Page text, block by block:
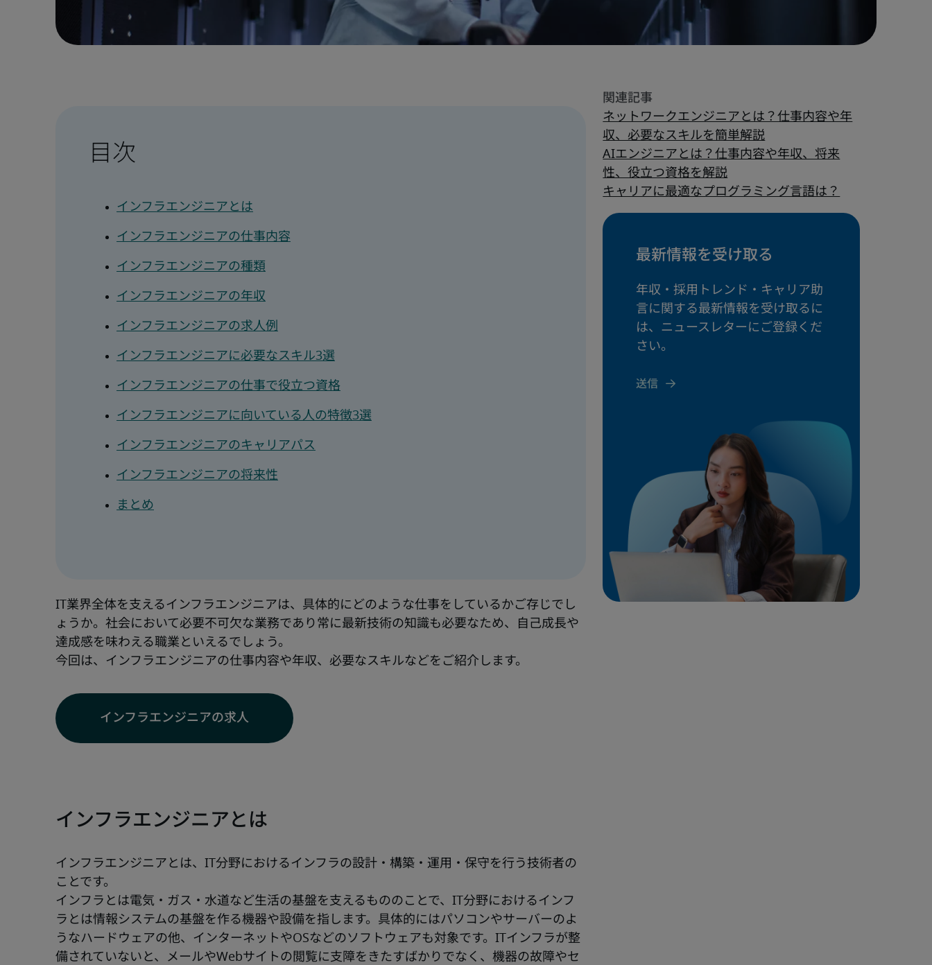
目次
インフラエンジニアとは
インフラエンジニアの仕事内容
インフラエンジニアの種類
インフラエンジニアの年収
インフラエンジニアの求人例
インフラエンジニアに必要なスキル3選
インフラエンジニアの仕事で役立つ資格
インフラエンジニアに向いている人の特徴3選
インフラエンジニアのキャリアパス
インフラエンジニアの将来性
まとめ
インフラエンジニアの求人
IT業界全体を支えるインフラエンジニアは、具体的にどのような仕事をしているかご存じでし
ょうか。社会において必要不可欠な業務であり常に最新技術の知識も必要なため、自己成長や
達成感を味わえる職業といえるでしょう。
今回は、インフラエンジニアの仕事内容や年収、必要なスキルなどをご紹介します。
インフラエンジニアとは
インフラエンジニアとは、IT分野におけるインフラの設計・構築・運用・保守を行う技術者の
ことです。
インフラとは電気・ガス・水道など生活の基盤を支えるもののことで、IT分野におけるインフ
ラとは情報システムの基盤を作る機器や設備を指します。具体的にはパソコンやサーバーのよ
うなハードウェアの他、インターネットやOSなどのソフトウェアも対象です。ITインフラが整
備されていないと、メールやWebサイトの閲覧に支障をきたすばかりでなく、機器の故障やセ
ネットワークエンジニアとは？仕事内容や年
収、必要なスキルを簡単解説
AIエンジニアとは？仕事内容や年収、将来
性、役立つ資格を解説
キャリアに最適なプログラミング言語は？